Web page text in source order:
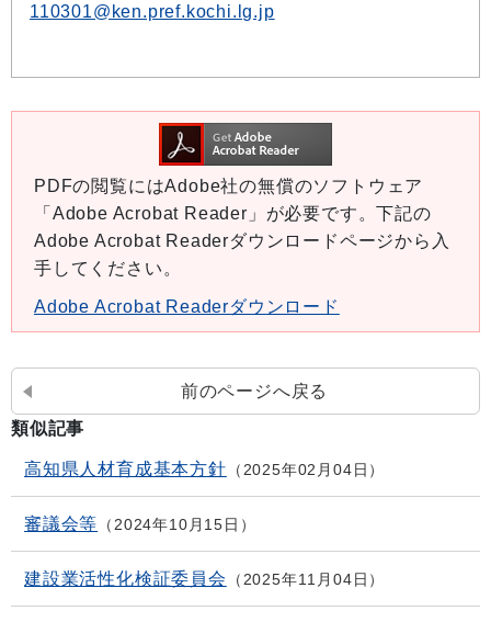
110301@ken.pref.kochi.lg.jp
PDFの閲覧にはAdobe社の無償のソフトウェア
「Adobe Acrobat Reader」が必要です。下記の
Adobe Acrobat Readerダウンロードページから入
手してください。
Adobe Acrobat Readerダウンロード
前のページへ戻る
類似記事
高知県人材育成基本方針 2025年02月04日
審議会等 2024年10月15日
建設業活性化検証委員会 2025年11月04日